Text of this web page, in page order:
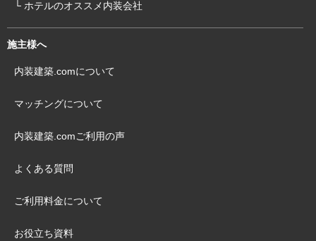
└ ホテルのオススメ内装会社
施主様へ
内装建築.comについて
マッチングについて
内装建築.comご利用の声
よくある質問
ご利用料金について
お役立ち資料